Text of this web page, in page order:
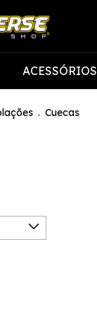
ACESSÓRIOS
. Cuecas